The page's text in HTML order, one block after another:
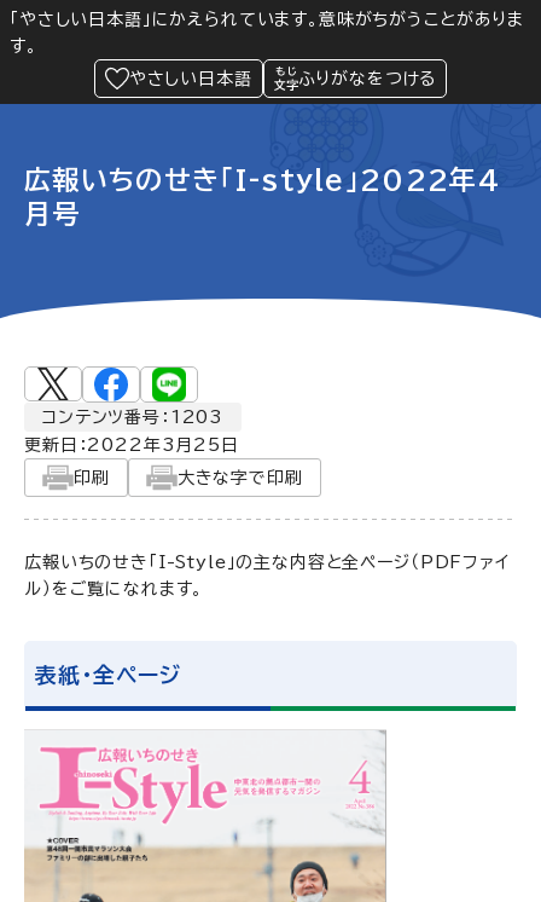
「やさしい日本語」にかえられています。意味がちがうことがありま
す。
やさしい日本語
ふりがなをつける
Language 閲覧支援
緊急情報
広報いちのせき「I-style」2022年4
月号
コンテンツ番号：1203
更新日： 2022年3月25日
印刷
大きな字で印刷
広報いちのせき「I-Style」の主な内容と全ページ（PDFファイ
ル）をご覧になれます。
表紙・全ページ